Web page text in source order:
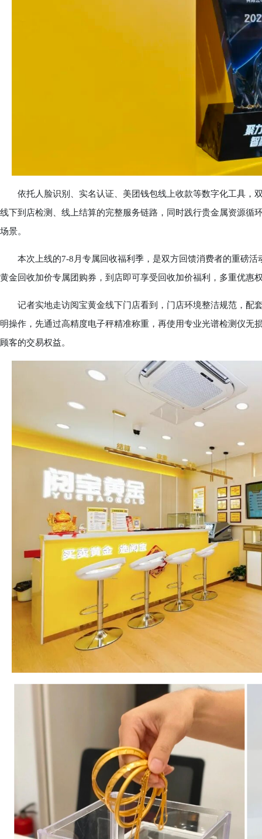
依托人脸识别、实名认证、美团钱包线上收款等数字化工具，
线下到店检测、线上结算的完整服务链路，同时践行贵金属资源循
场景。
本次上线的7-8月专属回收福利季，是双方回馈消费者的重磅活
黄金回收加价专属团购券，到店即可享受回收加价福利，多重优惠
记者实地走访阅宝黄金线下门店看到，门店环境整洁规范，配
明操作，先通过高精度电子秤精准称重，再使用专业光谱检测仪无
顾客的交易权益。